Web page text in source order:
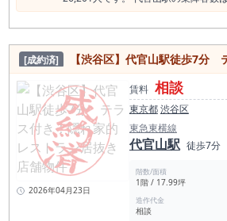
にかけ伸びている。 ＜代官山飲食店数:2021店 食べログ調べ
る。 とはいえ、駅乗降客数に対して
め、 飲食店の生き残り競争が厳しい
居酒屋 655店 和食 534店 バー 468店 洋
食・西洋料理 385店 カフェ 338店 スイーツ店 142店 焼肉
ホルモン 120店 アジアエスニック 111店 中華料理 83店 パ
ン・サンドイッチ 68店 カレー 61店 ラーメン店 55店 ＜代官山
スポット＞ ログロード代官山 代官山
ルサイドテラス 東山公園（東京都目
官山 T-SITE 俺のおでん 代官山店 旧山
BREWERY TOKYO 代官山駅の店舗賃料相場情報（直近1年間）
平均坪単価 39,511円 最も高い坪単
価 17,227円 一番多い階 地上１階 代官山駅の平
相場年別推移（2021年〜2024年）
円 2022年 36,027円 2023年 37,031円
[成約済] 【渋谷区】代官山駅徒歩7分 テラス付き！隠れ
2026年04月23日
賃料 相談
東京都渋谷区
東急東横線
代官山駅 徒歩7分
階数/面積
1階 / 17.99坪
造作代金
相談